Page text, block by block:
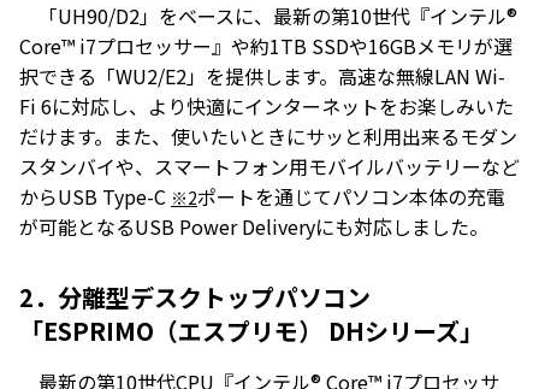
「UH90/D2」をベースに、最新の第10世代『インテル®
Core™ i7プロセッサー』や約1TB SSDや16GBメモリが選
択できる「WU2/E2」を提供します。高速な無線LAN Wi-
Fi 6に対応し、より快適にインターネットをお楽しみいた
だけます。また、使いたいときにサッと利用出来るモダン
スタンバイや、スマートフォン用モバイルバッテリーなど
からUSB Type-C ※2ポートを通じてパソコン本体の充電
が可能となるUSB Power Deliveryにも対応しました。
2．分離型デスクトップパソコン
「ESPRIMO（エスプリモ） DHシリーズ」
最新の第10世代CPU『インテル® Core™ i7プロセッサ